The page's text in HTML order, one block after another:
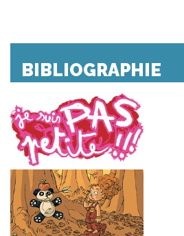
BIBLIOGRAPHIE